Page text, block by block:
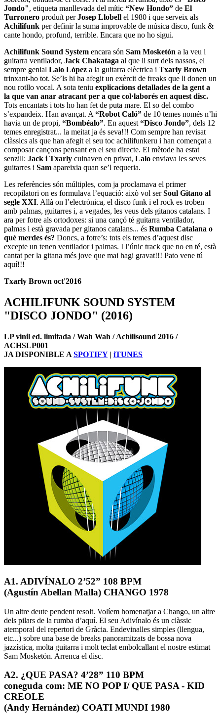
Jondo", etiqueta manllevada del mític “New Hondo” de El
Turronero produït perJosep Llobell el 1980 i que serveix als
Achilifunk per definir la suma improvable de música disco, funk &
cante hondo, profund, terrible. Encara que no ho sigui.
Achilifunk Sound System encara són Sam Mosketón a la veu i
guitarra ventilador, Jack Chakataga al que li surt dels nassos, el
sempre genial Lalo López a la guitarra elèctrica i Txarly Brown
trinxant-ho tot. Se’ls hi ha afegit un exèrcit de freaks que li donen un
nou rotllo vocal. A sota teniu explicacions detallades de la gent a
la que van anar atracant per a que col·laborés en aquest disc.
Tots encantats i tots ho han fet de puta mare. El so del combo
s’expandeix. Han avançat. A“Robot Caló” de 10 temes només n’hi
havia un de propi, “Bombéalo”. En aquest“Disco Jondo”, dels 12
temes enregistrat... la meitat ja és seva!!! Com sempre han revisat
clàssics als que han afegit el seu toc achilifunkeru i han començat a
composar cançons pensant en el seu directe. El mètode ha estat
senzill: Jack i Txarly cuinaven en privat, Lalo enviava les seves
guitarres i Sam apareixia quan se’l requeria.
Les referències són múltiples, com ja proclamava el primer
recopilatori on es formulava l’equació: això vol serSoul Gitano al
segle XXI. Allà on l’electrònica, el disco funk i el rock es troben
amb palmas, guitarres i, a vegades, les veus dels gitanos catalans. I
ara per fotre als ortodoxes: si una cançó té guitarra ventilador,
palmas i està gravada per gitanos catalans... és Rumba Catalana o
què merdes és? Doncs, a fotre’s: tots els temes d’aquest disc
excepte un tenen ventilador i palmas. I l’únic track que no en té, està
cantat per la gitana més jove que mai hagi gravat!!! Pato vene tú
aquí!!!
Txarly Brown oct'2016
ACHILIFUNK SOUND SYSTEM
"DISCO JONDO" (2016)
LP vinil ed. limitada / Wah Wah / Achilisound 2016 /
ACHSLP001
JA DISPONIBLE A SPOTIFY| iTUNES
A1. ADIVÍNALO 2’52” 108 BPM
(Agustín Abellan Malla) CHANGO 1978
Un altre deute pendent resolt. Volíem homenatjar a Chango, un altre
dels pilars de la rumba d’aquí. El seu Adivínalo és un clàssic
atemporal del repertori de Gràcia. Endevinalles simples (llengua,
etc...) sobre una base de breaks panoramitzats de bossa nova
jazzística, molta guitarra i molt teclat embolcallant el nostre estimat
Sam Mosketón. Arrenca el disc.
A2. ¿QUE PASA? 4’28” 110 BPM
coneguda com: ME NO POP I/ QUE PASA - KID
CREOLE
(Andy Hernández) COATI MUNDI 1980